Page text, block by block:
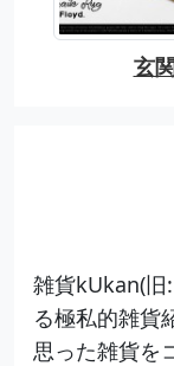
玄
雑貨kUkan(旧
る極私的雑貨
思った雑貨を